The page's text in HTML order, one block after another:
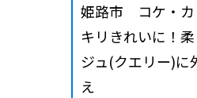
姫路市 コケ・カ
キリきれいに！
ジュ(クエリー)に
え